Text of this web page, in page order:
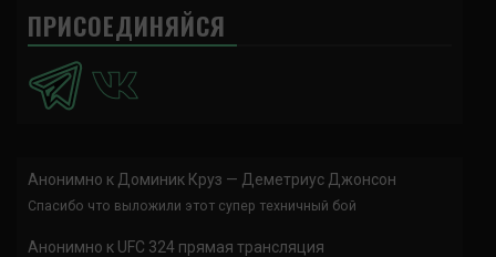
ПРИСОЕДИНЯЙСЯ
Анонимно к Доминик Круз — Деметриус Джонсон
Спасибо что выложили этот супер техничный бой
Анонимно к UFC 324 прямая трансляция